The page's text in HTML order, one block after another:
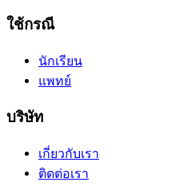
ใช้กรณี
นักเรียน
แพทย์
บริษัท
เกี่ยวกับเรา
ติดต่อเรา